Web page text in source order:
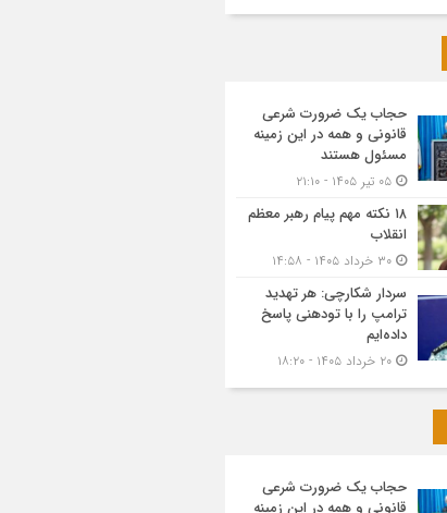
حجاب یک ضرورت شرعی
قانونی و همه در این زمینه
مسئول هستند
۱۸ نکته مهم پیام رهبر معظم
انقلاب
سردار شکارچی: هر تهدید
ترامپ را با تودهنی پاسخ
داده‌ایم
حجاب یک ضرورت شرعی
قانونی و همه در این زمینه